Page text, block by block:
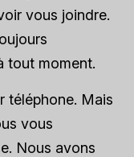
vous joindre.
tout moment.
téléphone. Mais
vous
Nous avons